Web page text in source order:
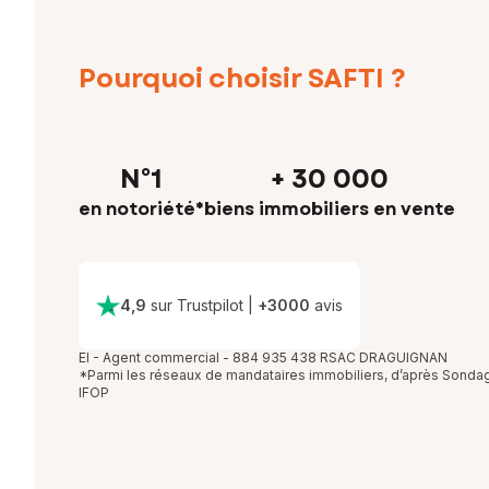
Pourquoi choisir SAFTI ?
N°1
en notoriété*
+ 30 000
biens immobiliers en vente
4,9 sur Trustpilot| +3000 avis
EI - Agent commercial - 884 935 438 RSAC DRAGUIGNAN
*Parmi les réseaux de mandataires immobiliers, d’après
IFOP